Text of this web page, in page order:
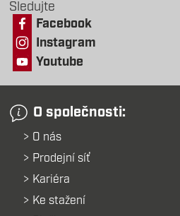
Sledujte
Facebook
Instagram
Youtube
O společnosti:
O nás
Prodejní síť
Kariéra
Ke stažení